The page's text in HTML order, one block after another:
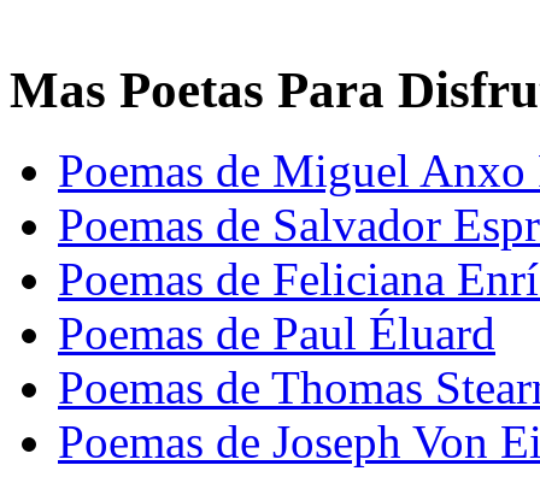
Mas Poetas Para
Poemas de Miguel
Poemas de Salvador
Poemas de Feliciana
Poemas de Paul Éluard
Poemas de Thomas
Poemas de Joseph Von